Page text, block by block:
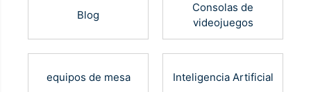
Blog
Consolas de
videojuegos
equipos de mesa Inteligencia Artificial